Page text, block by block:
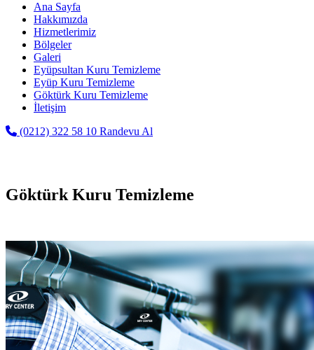
Ana Sayfa
Hakkımızda
Hizmetlerimiz
Bölgeler
Galeri
Eyüpsultan Kuru Temizleme
Eyüp Kuru Temizleme
Göktürk Kuru Temizleme
İletişim
(0212) 322 58 10 Randevu Al
Göktürk Kuru Temizleme